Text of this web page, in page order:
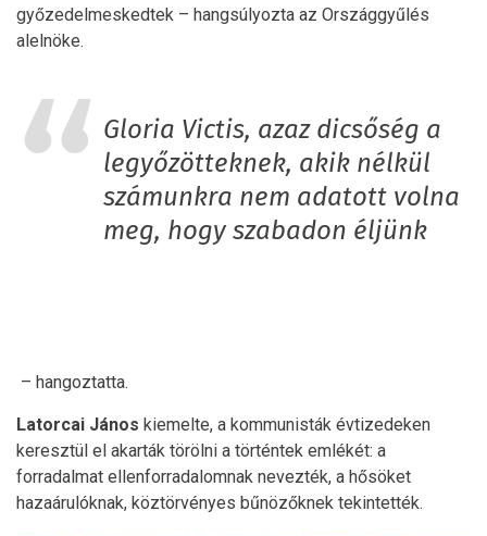
győzedelmeskedtek – hangsúlyozta az Országgyűlés
alelnöke.
Gloria Victis, azaz dicsőség a
legyőzötteknek, akik nélkül
számunkra nem adatott volna
meg, hogy szabadon éljünk
– hangoztatta.
Latorcai János kiemelte, a kommunisták évtizedeken
keresztül el akarták törölni a történtek emlékét: a
forradalmat ellenforradalomnak nevezték, a hősöket
hazaárulóknak, köztörvényes bűnözőknek tekintették.